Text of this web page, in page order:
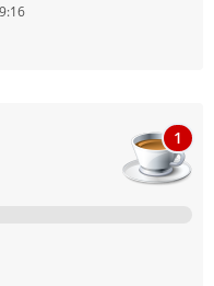
1